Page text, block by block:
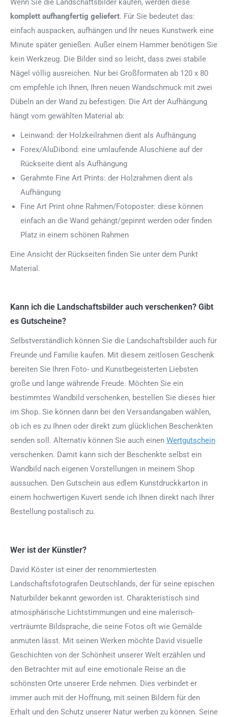
Wenn Sie die Landschaftsbilder kaufen, werden diese
komplett aufhangfertig geliefert. Für Sie bedeutet das:
einfach auspacken, aufhängen und Ihr neues Kunstwerk eine
Minute später genießen. Außer einem Hammer benötigen Sie
kein Werkzeug. Die Bilder sind so leicht, dass zwei stabile
Nägel völlig ausreichen. Nur bei Großformaten ab 120 x 80
cm empfehle ich Ihnen, Ihren neuen Wandschmuck mit zwei
Dübeln an der Wand zu befestigen. Die Art der Aufhängung
hängt vom gewählten Material ab:
Leinwand: der Holzkeilrahmen dient als Aufhängung
Forex/AluDibond: eine umlaufende Aluschiene auf der
Rückseite dient als Aufhängung
Gerahmte Fine Art Prints: der Holzrahmen dient als
Aufhängung
Fine Art Print ohne Rahmen/Fotoposter: diese können
einfach an die Wand gehängt/gepinnt werden oder finden
Platz in einem schönen Rahmen
Eine Ansicht der Rückseiten finden Sie unter dem Punkt
Material.
Kann ich die Landschaftsbilder auch verschenken? Gibt
es Gutscheine?
Selbstverständlich können Sie die Landschaftsbilder auch für
Freunde und Familie kaufen. Mit diesem zeitlosen Geschenk
bereiten Sie Ihren Foto- und Kunstbegeisterten Liebsten
große und lange währende Freude. Möchten Sie ein
bestimmtes Wandbild verschenken, bestellen Sie dieses hier
im Shop. Sie können dann bei den Versandangaben wählen,
ob ich es zu Ihnen oder direkt zum glücklichen Beschenkten
senden soll. Alternativ können Sie auch einen Wertgutschein
verschenken. Damit kann sich der Beschenkte selbst ein
Wandbild nach eigenen Vorstellungen in meinem Shop
aussuchen. Den Gutschein aus edlem Kunstdruckkarton in
einem hochwertigen Kuvert sende ich Ihnen direkt nach Ihrer
Bestellung postalisch zu.
Wer ist der Künstler?
David Köster ist einer der renommiertesten
Landschaftsfotografen Deutschlands, der für seine epischen
Naturbilder bekannt geworden ist. Charakteristisch sind
atmosphärische Lichtstimmungen und eine malerisch-
verträumte Bildsprache, die seine Fotos oft wie Gemälde
anmuten lässt. Mit seinen Werken möchte David visuelle
Geschichten von der Schönheit unserer Welt erzählen und
den Betrachter mit auf eine emotionale Reise an die
schönsten Orte unserer Erde nehmen. Dies verbindet er
immer auch mit der Hoffnung, mit seinen Bildern für den
Erhalt und den Schutz unserer Natur werben zu können. Seine